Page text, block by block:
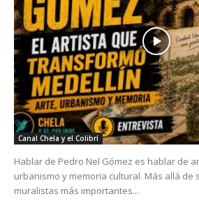
Canal Chela y el Colibrí
Hablar de Pedro Nel Gómez es hablar de
urbanismo y memoria cultural. Más allá de
muralistas más importantes...